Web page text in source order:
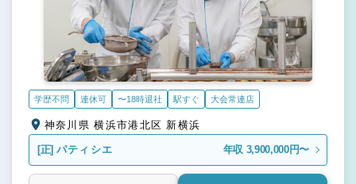
学歴不問 連休可 〜18時退社 駅すぐ 大会常連店
神奈川県 横浜市港北区 新横浜
[正] パティシエ 年収 3,900,000円〜